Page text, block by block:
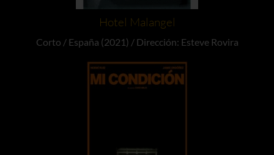
Hotel Malangel
Corto / España (2021) / Dirección: Esteve Rovira